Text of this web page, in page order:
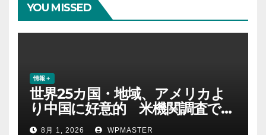
YOU MISSED
情報＋
世界25カ国・地域、アメリカよ
り中国に好意的 米機関調査で初
めて多数派に
8月 1, 2026 WPMASTER